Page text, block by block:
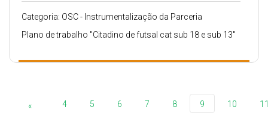
Categoria: OSC - Instrumentalização da Parceria
Plano de trabalho "Citadino de futsal cat sub 18 e sub 13"
« 4 5 6 7 8 9 10